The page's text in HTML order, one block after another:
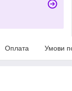
Оплата Умови